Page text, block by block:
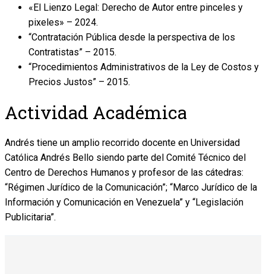
«El Lienzo Legal: Derecho de Autor entre pinceles y
pixeles» – 2024.
“Contratación Pública desde la perspectiva de los
Contratistas” – 2015.
“Procedimientos Administrativos de la Ley de Costos y
Precios Justos” – 2015.
Actividad Académica
Andrés tiene un amplio recorrido docente en Universidad
Católica Andrés Bello siendo parte del Comité Técnico del
Centro de Derechos Humanos y profesor de las cátedras:
“Régimen Jurídico de la Comunicación”; “Marco Jurídico de la
Información y Comunicación en Venezuela” y “Legislación
Publicitaria”.